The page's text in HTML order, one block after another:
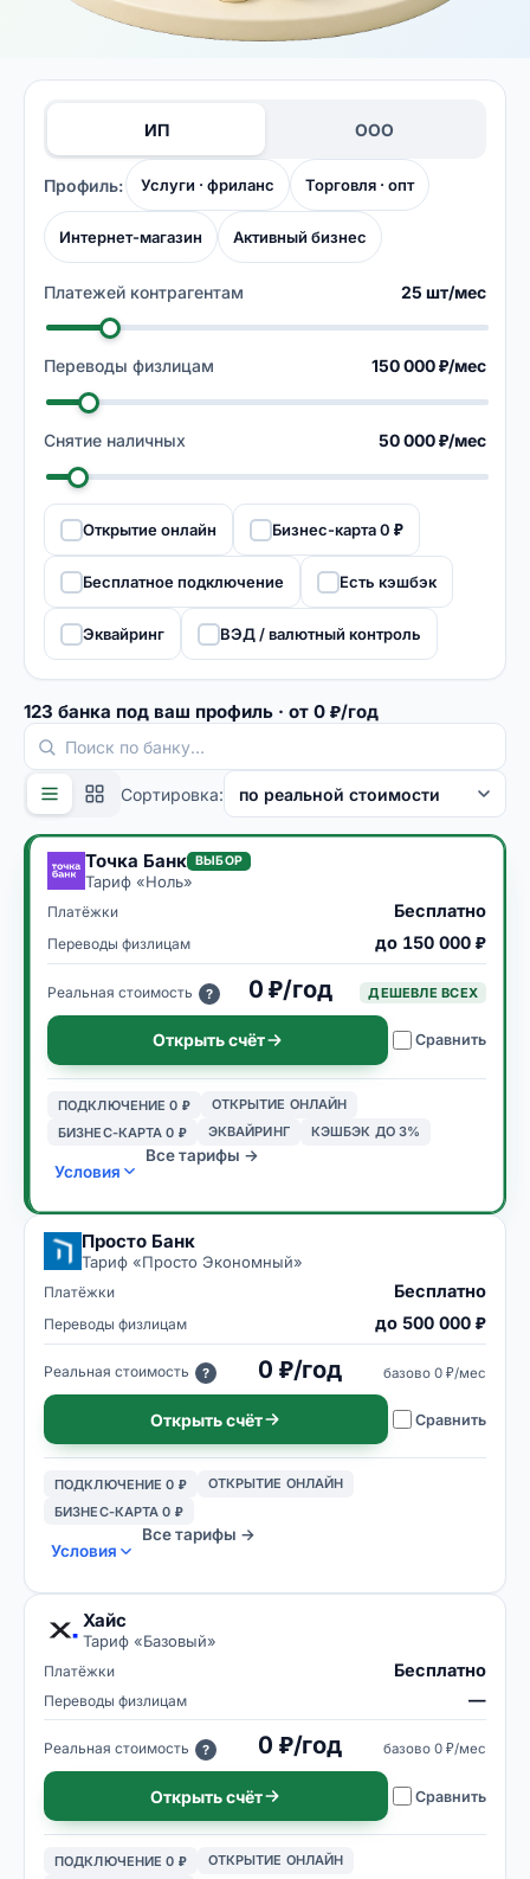
ИП ООО
Профиль: Услуги · фриланс Торговля · опт
Интернет-магазин Активный бизнес
Платежей контрагентам 25 шт/мес
Переводы физлицам 150 000 ₽/мес
Снятие наличных 50 000 ₽/мес
Открытие онлайн Бизнес-карта 0 ₽
Бесплатное подключение Есть кэшбэк
Эквайринг ВЭД / валютный контроль
123 банка под ваш профиль · от 0 ₽/год
Сортировка:
Точка Банк ВЫБОР
Тариф «Ноль»
Платёжки Бесплатно
Переводы физлицам до 150 000 ₽
Реальная стоимость ? 0 ₽/год ДЕШЕВЛЕ ВСЕХ
Открыть счёт Сравнить
ПОДКЛЮЧЕНИЕ 0 ₽
ОТКРЫТИЕ ОНЛАЙН
БИЗНЕС-КАРТА 0 ₽
ЭКВАЙРИНГ КЭШБЭК ДО 3%
Условия
Все тарифы →
Просто Банк
Тариф «Просто Экономный»
Платёжки Бесплатно
Переводы физлицам до 500 000 ₽
Реальная стоимость ? 0 ₽/год базово 0 ₽/мес
Открыть счёт Сравнить
ПОДКЛЮЧЕНИЕ 0 ₽
ОТКРЫТИЕ ОНЛАЙН
БИЗНЕС-КАРТА 0 ₽
Условия
Все тарифы →
Хайс
Тариф «Базовый»
Платёжки Бесплатно
Переводы физлицам —
Реальная стоимость ? 0 ₽/год базово 0 ₽/мес
Открыть счёт Сравнить
ПОДКЛЮЧЕНИЕ 0 ₽
ОТКРЫТИЕ ОНЛАЙН